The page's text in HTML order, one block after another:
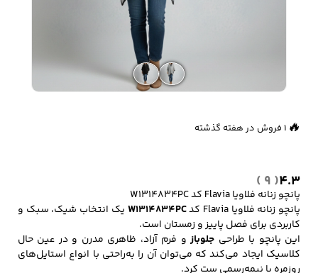
شلوارک مردانه ژاکت و پلیور مردانه
شلوار جین مردانه
سویشرت و هودی
مردانه
اکسسوری مردانه پوشت مردانه
4.3
( 9 )
پانچو زنانه فلاویا Flavia کد W1314834PC
پانچو زنانه فلاویا Flavia کد
W1314834PC یک انتخاب شیک، سبک و
کاربردی برای فصل پاییز و زمستان است.
این پانچو با طراحی جلوبازو فرم آزاد، ظاهری مدرن و در عین حال
کلاسیک ایجاد می‌کند که می‌توان آن را به‌راحتی با انواع استایل‌های
روزمره یا نیمه‌رسمی ست کرد.
🔥 1 فروش در هفته گذشته